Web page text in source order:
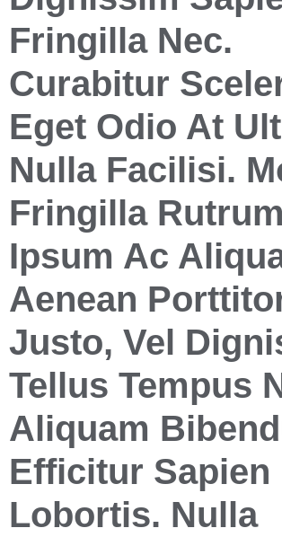
Fringilla Nec.
Curabitur
Eget Odio At
Nulla Facilisi.
Fringilla Rutrum
Ipsum Ac
Aenean
Justo, Vel
Tellus Tempus
Aliquam
Efficitur Sapien
Lobortis. Nulla